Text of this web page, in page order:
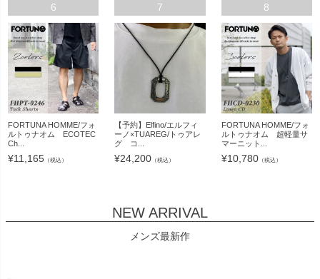
6
FORTUNA HOMME/フォ
ルトゥナオム ECOTEC
Ch...
¥11,165 （税込）
7
【予約】Elfino/エルフィ
ーノ×TUAREG/トゥアレ
グ コ...
¥24,200 （税込）
8
FORTUNA HOMME/フォ
ルトゥナオム 超軽量サ
マーニット...
¥10,780（税込）
NEW ARRIVAL
メンズ最新作